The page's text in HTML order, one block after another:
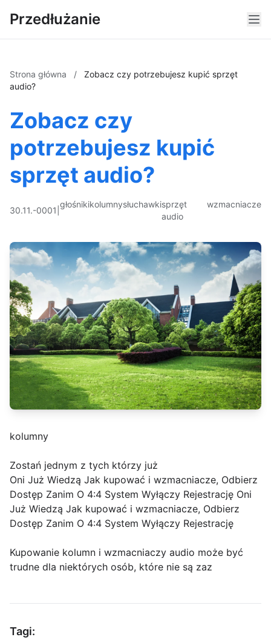
Przedłużanie
Strona główna /
Zobacz czy potrzebujesz kupić sprzęt
audio?
Zobacz czy
potrzebujesz kupić
sprzęt audio?
30.11.-0001
głośnikikolumnysłuchawkisprzęt
audio
wzmacniacze
kolumny
Zostań jednym z tych którzy już
Oni Już Wiedzą Jak kupować i wzmacniacze, Odbierz
Dostęp Zanim O 4:4 System Wyłączy Rejestrację Oni
Już Wiedzą Jak kupować i wzmacniacze, Odbierz
Dostęp Zanim O 4:4 System Wyłączy Rejestrację
Kupowanie kolumn i wzmacniaczy audio może być
trudne dla niektórych osób, które nie są zaz
Tagi: